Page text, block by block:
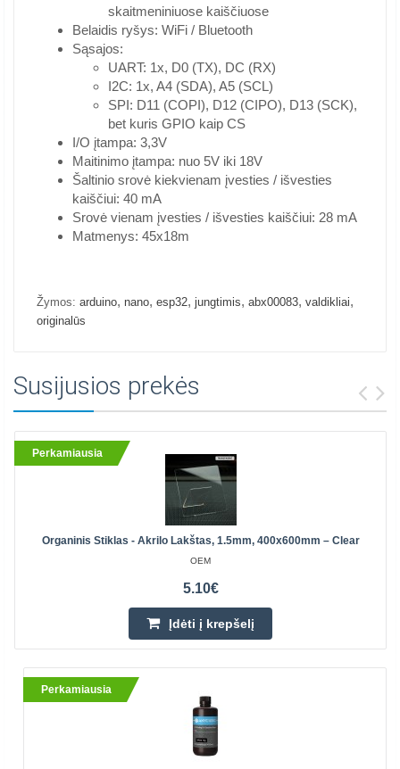
skaitmeniniuose kaiščiuose
Belaidis ryšys: WiFi / Bluetooth
Sąsajos:
UART: 1x, D0 (TX), DC (RX)
I2C: 1x, A4 (SDA), A5 (SCL)
SPI: D11 (COPI), D12 (CIPO), D13 (SCK),
bet kuris GPIO kaip CS
I/O įtampa: 3,3V
Maitinimo įtampa: nuo 5V iki 18V
Šaltinio srovė kiekvienam įvesties / išvesties
kaiščiui: 40 mA
Srovė vienam įvesties / išvesties kaiščiui: 28 mA
Matmenys: 45x18m
Žymos: arduino, nano, esp32, jungtimis, abx00083, valdikliai,
originalūs
Susijusios prekės
Perkamiausia
Organinis Stiklas - Akrilo Lakštas, 1.5mm, 400x600mm – Clear
OEM
5.10€
Įdėti į krepšelį
Perkamiausia